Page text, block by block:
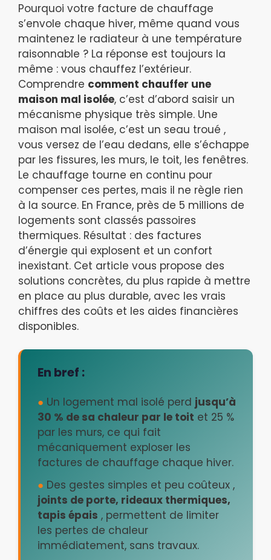
Pourquoi votre facture de chauffage
s’envole chaque hiver, même quand vous
maintenez le radiateur à une température
raisonnable ? La réponse est toujours la
même : vous chauffez l’extérieur.
Comprendre comment chauffer une
maison mal isolée, c’est d’abord saisir un
mécanisme physique très simple. Une
maison mal isolée, c’est un seau troué ,
vous versez de l’eau dedans, elle s’échappe
par les fissures, les murs, le toit, les fenêtres.
Le chauffage tourne en continu pour
compenser ces pertes, mais il ne règle rien
à la source. En France, près de 5 millions de
logements sont classés passoires
thermiques. Résultat : des factures
d’énergie qui explosent et un confort
inexistant. Cet article vous propose des
solutions concrètes, du plus rapide à mettre
en place au plus durable, avec les vrais
chiffres des coûts et les aides financières
disponibles.
En bref :
● Un logement mal isolé perd jusqu’à
30 % de sa chaleur par le toit et 25 %
par les murs, ce qui fait
mécaniquement exploser les
factures de chauffage chaque hiver.
● Des gestes simples et peu coûteux ,
joints de porte, rideaux thermiques,
tapis épais , permettent de limiter
les pertes de chaleur
immédiatement, sans travaux.